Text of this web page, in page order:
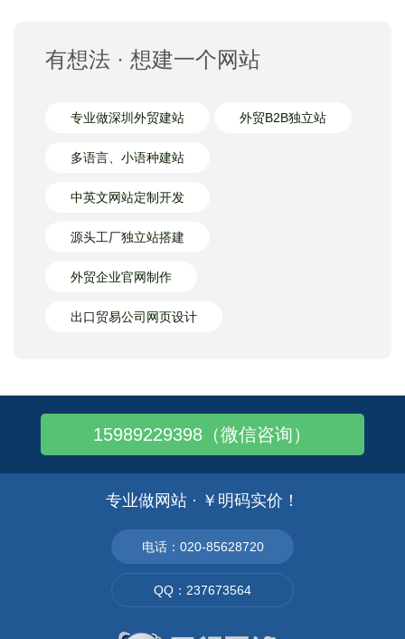
有想法 · 想建一个网站
专业做深圳外贸建站 外贸B2B独立站
多语言、小语种建站
中英文网站定制开发
源头工厂独立站搭建
外贸企业官网制作
出口贸易公司网页设计
15989229398（微信咨询）
专业做网站 · ￥明码实价！
电话：020-85628720
QQ：237673564